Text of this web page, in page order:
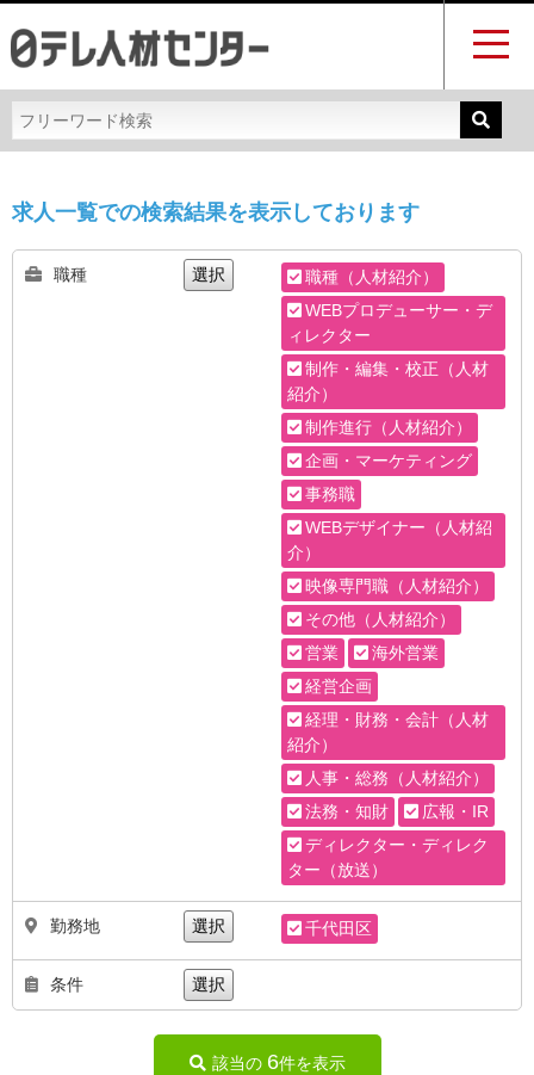
求人一覧での検索結果を表示しております
職種 選択
職種（人材紹介）
WEBプロデューサー・デ
ィレクター
制作・編集・校正（人材
紹介）
制作進行（人材紹介）
企画・マーケティング
事務職
WEBデザイナー（人材紹
介）
映像専門職（人材紹介）
その他（人材紹介）
営業
海外営業
経営企画
経理・財務・会計（人材
紹介）
人事・総務（人材紹介）
法務・知財
広報・IR
ディレクター・ディレク
ター（放送）
勤務地 選択 千代田区
条件 選択
該当の 6件を表示